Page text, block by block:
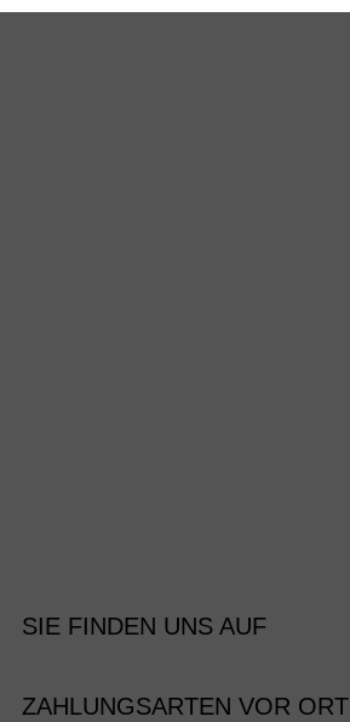
SIE FINDEN UNS AUF
ZAHLUNGSARTEN VOR ORT